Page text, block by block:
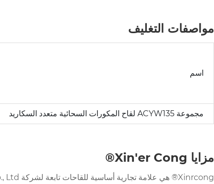
مواصفات التغليف
اسم
مجموعة ACYW135 لقاح المكورات السحائية متعدد السكاريد
مزايا Xin'er Cong®